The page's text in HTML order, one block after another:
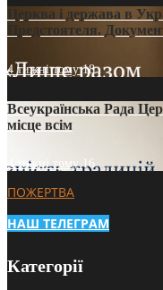
Церква і держава в
Предстоятеля.
4 тижні тому18
Всеукраїнська Рада
місце всім
4 тижні тому16
ПОЖЕРТВА
НАШ ТЕЛЕГРАМ
Категорії